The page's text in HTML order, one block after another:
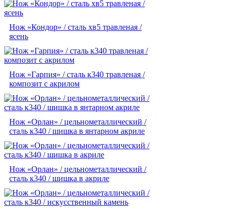
Нож «Кондор» / сталь хв5 травленая /
ясень
Нож «Гарпия» / сталь к340 травленая /
композит с акрилом
Нож «Орлан» / цельнометаллический /
сталь к340 / шишка в янтарном акриле
Нож «Орлан» / цельнометаллический /
сталь к340 / шишка в акриле